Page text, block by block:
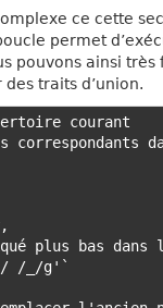
ce cette
permet
pouvons ainsi
traits d’union.
courant